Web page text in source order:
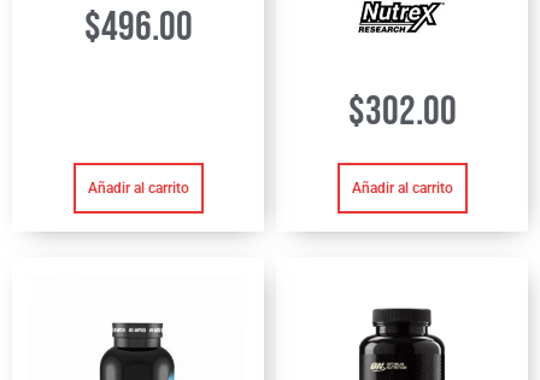
$496.00
Añadir al carrito
$302.00
Añadir al carrito